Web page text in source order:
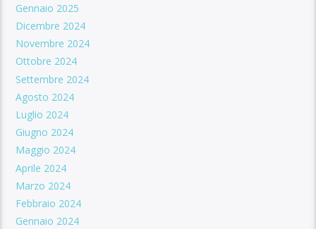
Gennaio 2025
Dicembre 2024
Novembre 2024
Ottobre 2024
Settembre 2024
Agosto 2024
Luglio 2024
Giugno 2024
Maggio 2024
Aprile 2024
Marzo 2024
Febbraio 2024
Gennaio 2024